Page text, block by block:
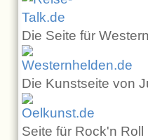
Die Seite für
Die Kunstseite von
Seite für Rock'n Roll